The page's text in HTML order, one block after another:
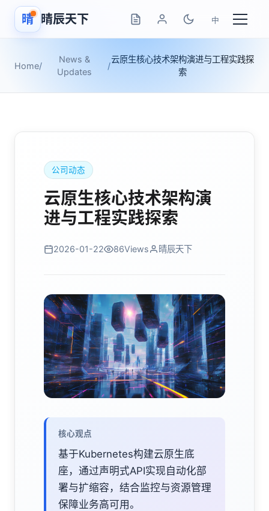
晴 晴辰天下 中
Home/
News &
Updates
/
云原生核心技术架构演进与工程实践探
索
公司动态
云原生核心技术架构演
进与工程实践探索
2026-01-22 86Views 晴辰天下
核心观点
基于Kubernetes构建云原生底
座，通过声明式API实现自动化部
署与扩缩容，结合监控与资源管理
保障业务高可用。